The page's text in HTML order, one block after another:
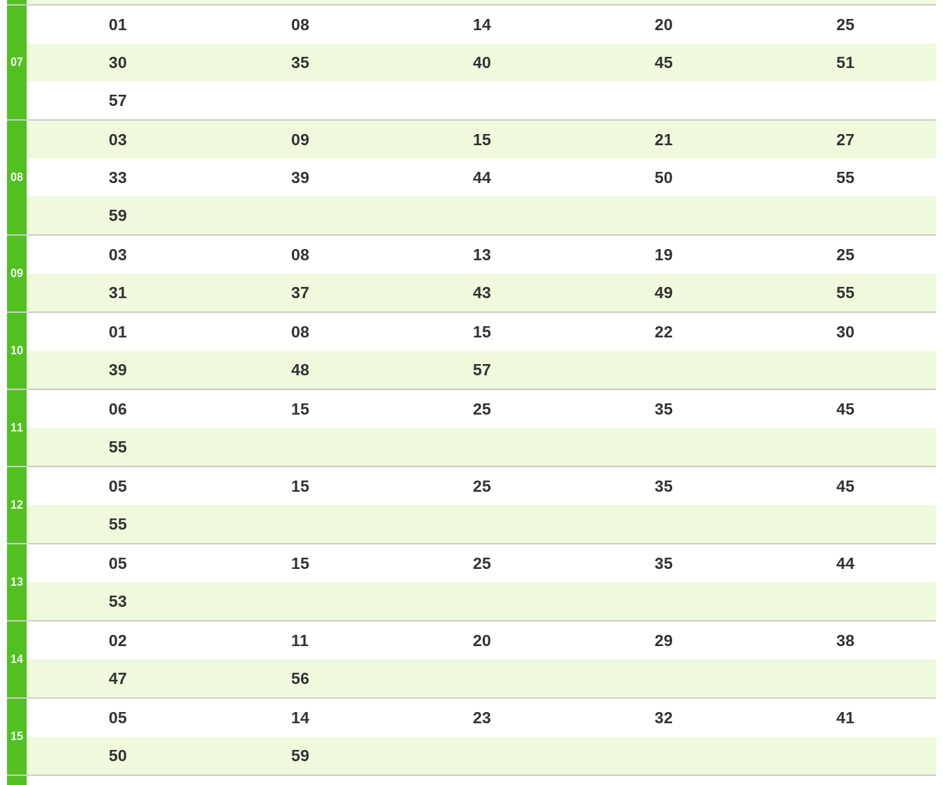
07
01 08 14 20 25
30 35 40 45 51
57
08
03 09 15 21 27
33 39 44 50 55
59
09 ジ
03 08 13 19 25
31 37 43 49 55
10 ジ
01 08 15 22 30
39 48 57
11 ジ
06 15 25 35 45
55
12 ジ
05 15 25 35 45
55
13 ジ
05 15 25 35 44
53
14 ジ
02 11 20 29 38
47 56
15 ジ
05 14 23 32 41
50 59